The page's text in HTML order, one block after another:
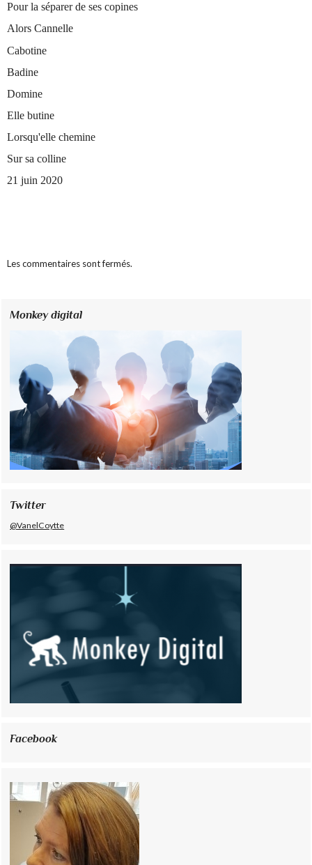
Pour la séparer de ses copines
Alors Cannelle
Cabotine
Badine
Domine
Elle butine
Lorsqu'elle chemine
Sur sa colline
21 juin 2020
Les commentaires sont fermés.
Monkey digital
Twitter
@VanelCoytte
Facebook